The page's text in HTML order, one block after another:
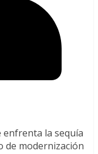
enfrenta la sequía
de modernización